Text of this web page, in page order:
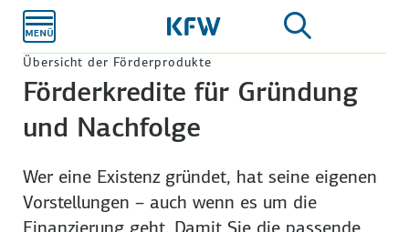
Hauptinhalt
Übersicht der Förderprodukte
Förderkredite für Gründung
und Nachfolge
Wer eine Existenz gründet, hat seine eigenen
Vorstellungen – auch wenn es um die